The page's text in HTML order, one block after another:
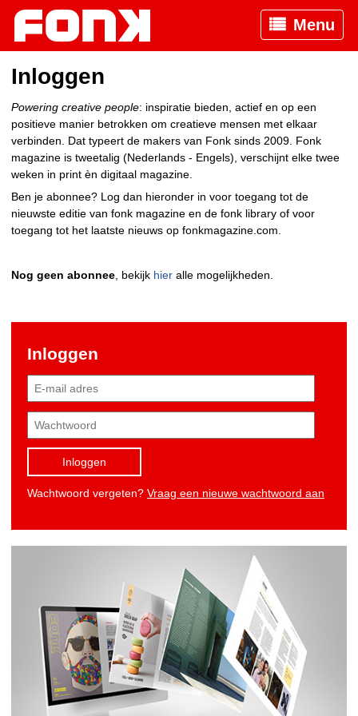
Menu
Inloggen
Powering creative people: inspiratie bieden, actief en op een
positieve manier betrokken om creatieve mensen met elkaar
verbinden. Dat typeert de makers van Fonk sinds 2009. Fonk
magazine is tweetalig (Nederlands - Engels), verschijnt elke twee
weken in print èn digitaal magazine.
Ben je abonnee? Log dan hieronder in voor toegang tot de
nieuwste editie van fonk magazine en de fonk library of voor
toegang tot het laatste nieuws op fonkmagazine.com.
Nog geen abonnee , bekijk hier alle mogelijkheden.
Inloggen
Inloggen
Wachtwoord vergeten? Vraag een nieuwe wachtwoord aan